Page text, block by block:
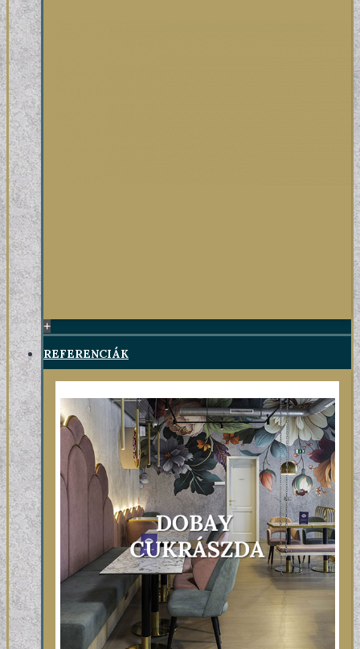
+
REFERENCIÁK